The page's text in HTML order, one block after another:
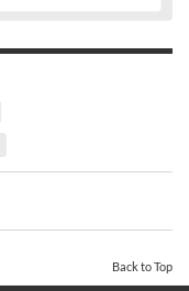
Back to Top